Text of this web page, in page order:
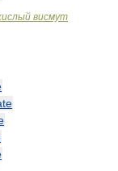
висмут